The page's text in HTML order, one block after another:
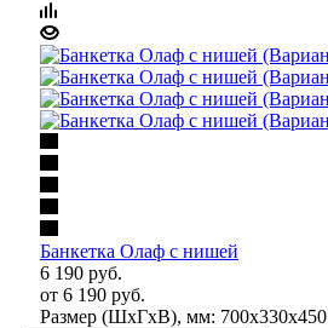
Банкетка Олаф с нишей
6 190 руб.
от 6 190 руб.
Размер (ШхГхВ), мм: 700х330х450